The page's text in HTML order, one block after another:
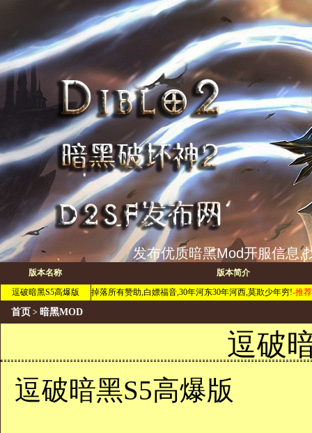
发布优质暗黑Mod开服信息,
版本名称
版本简介
逗破暗黑S5高爆版
掉落所有赞助,白嫖福音,30年河东30年河西,莫欺少年穷!-推荐
首页 > 暗黑MOD
逗破
逗破暗黑S5高爆版